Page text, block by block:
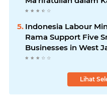
Ihya' Ulumuddin
Indonesia Labour
Rama Support Five
Businesses in West
Lihat